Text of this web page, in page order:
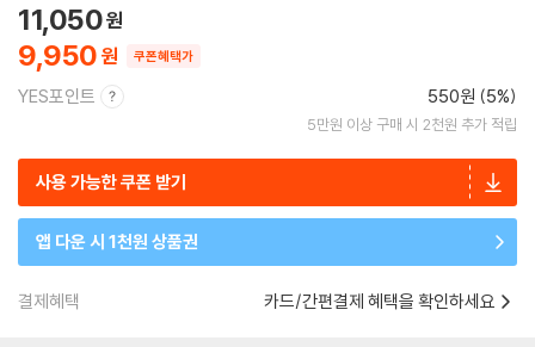
9,950
11,050
쿠폰혜택가
YES포인트 550원 (5%)
5만원 이상 구매 시 2천원 추가 적립
사용 가능한 쿠폰 받기
앱 다운 시 1천원 상품권
결제혜택 카드/간편결제 혜택을 확인하세요